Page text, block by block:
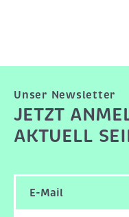
Unser Newsletter
JETZT
AKTUELL